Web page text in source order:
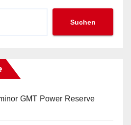
Suchen
GMT Power Reserve